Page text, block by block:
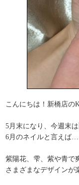
こんにちは！新橋店の
5月末になり、今週末
6月のネイルと言えば…
紫陽花、雫、紫や青で
さまざまなデザインが